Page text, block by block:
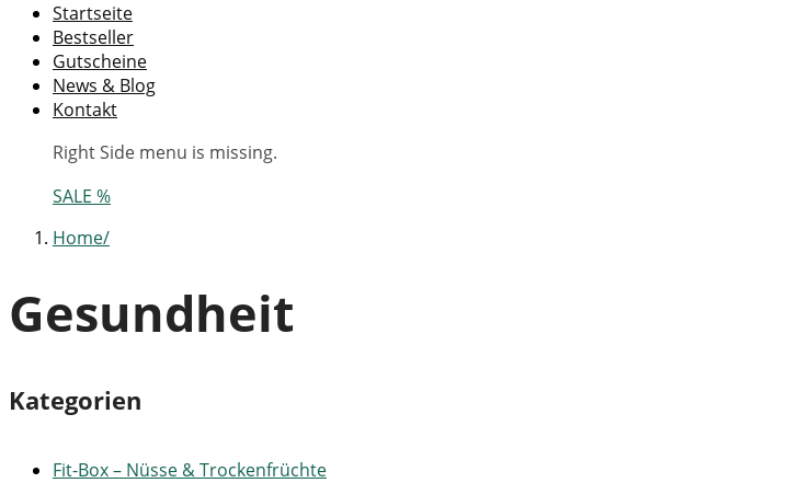
Startseite
Bestseller
Gutscheine
News & Blog
Kontakt
Right Side menu is missing.
SALE %
Home
Gesundheit
Kategorien
Fit-Box – Nüsse & Trockenfrüchte